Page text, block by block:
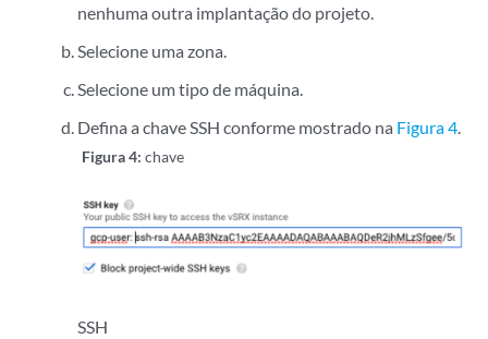
nenhuma outra implantação do projeto.
Selecione uma zona.
Selecione um tipo de máquina.
Defina a chave SSH conforme mostrado na Figura 4.
Figura 4: chave
SSH